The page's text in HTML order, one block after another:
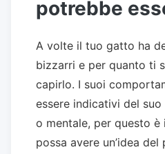
potrebbe
A volte il tuo gatto ha
bizzarri e per quanto ti
capirlo. I suoi
essere indicativi del
o mentale, per questo
possa avere un’idea